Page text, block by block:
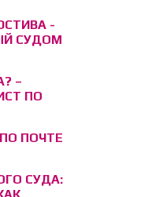
-
СУДОМ
–
ПО
ПОЧТЕ
СУДА: